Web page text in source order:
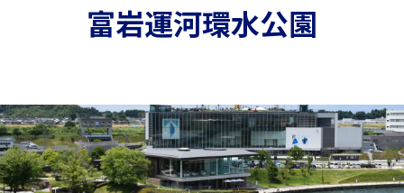
おすすめの旅
行き先
富岩運河環水公園